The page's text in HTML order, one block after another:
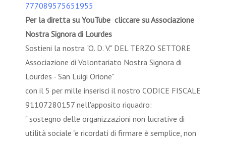
777089575651955
Per la diretta su YouTube cliccare su Associazione
Nostra Signora di Lourdes
Sostieni la nostra "O. D. V." DEL TERZO SETTORE
Associazione di Volontariato Nostra Signora di
Lourdes - San Luigi Orione"
con il 5 per mille inserisci il nostro CODICE FISCALE
91107280157 nell'apposito riquadro:
" sostegno delle organizzazioni non lucrative di
utilità sociale "e ricordati di firmare è semplice, non